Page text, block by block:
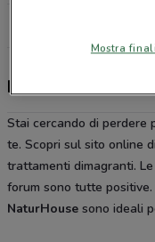
Naturhouse,
Stai cercando di perdere
te. Scopri sul sito online di
trattamenti dimagranti.
forum sono tutte
NaturHouse sono ideali
Mostra